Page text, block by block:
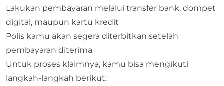
Lakukan pembayaran melalui transfer bank, dompet
digital, maupun kartu kredit
Polis kamu akan segera diterbitkan setelah
pembayaran diterima
Untuk proses klaimnya, kamu bisa mengikuti
langkah-langkah berikut: